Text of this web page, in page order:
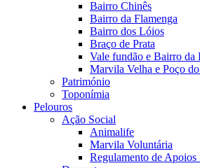
Bairro Chinês
Bairro da Flamenga
Bairro dos Lóios
Braço de Prata
Vale fundão e Bairro
Marvila Velha e Poço
Património
Toponímia
Pelouros
Ação Social
Animalife
Marvila Voluntária
Regulamento de Apoios